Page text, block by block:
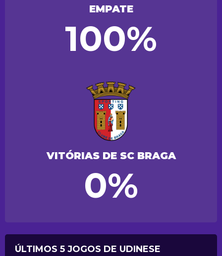
EMPATE
100%
VITÓRIAS DE SC BRAGA
0%
ÚLTIMOS 5 JOGOS DE UDINESE